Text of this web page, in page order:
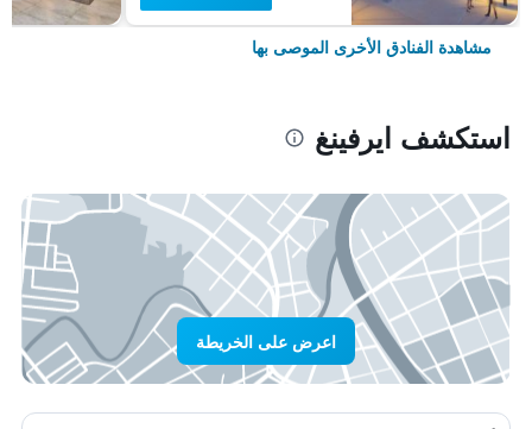
مشاهدة الفنادق الأخرى الموصى بها
استكشف ايرفينغ
اعرض على الخريطة